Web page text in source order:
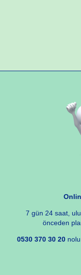
7 gün 24 saat,
önceden
0530 370 30 20